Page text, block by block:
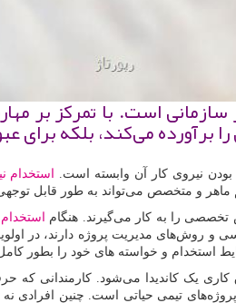
است. با تمرکز
برآورده می‌کند، بلکه برای
نیروی کار آن وابسته است. استخدام
و متخصص می‌تواند به طور قابل توجهی
را به کار می‌گیرند. هنگام
استخدام
و روش‌های مدیریت پروژه دارند، در
استخدام و خواسته های خود را بطور
یک کاندیدا می‌شود. کارمندانی که
تیمی حیاتی است. چنین افرادی